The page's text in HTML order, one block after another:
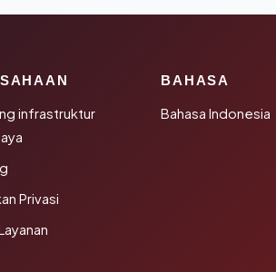
infrastruktur
Privasi
BAHASA
Bahasa Indonesia